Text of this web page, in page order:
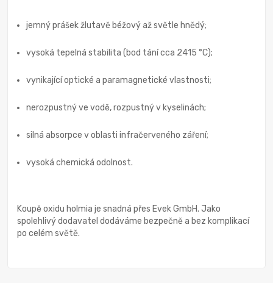
jemný prášek žlutavě béžový až světle hnědý;
vysoká tepelná stabilita (bod tání cca 2415 °C);
vynikající optické a paramagnetické vlastnosti;
nerozpustný ve vodě, rozpustný v kyselinách;
silná absorpce v oblasti infračerveného záření;
vysoká chemická odolnost.
Koupě oxidu holmia je snadná přes Evek GmbH. Jako
spolehlivý dodavatel dodáváme bezpečně a bez komplikací
po celém světě.